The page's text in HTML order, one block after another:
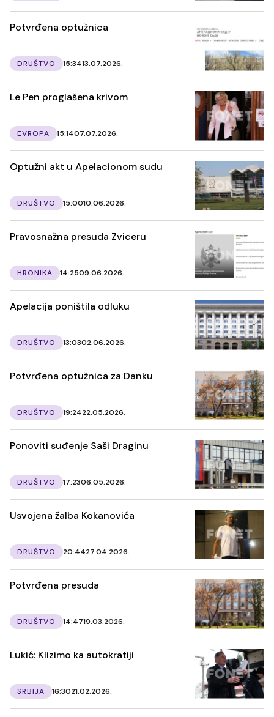
Potvrđena optužnica
DRUŠTVO 15:3413.07.2026.
Le Pen proglašena krivom
EVROPA 15:1407.07.2026.
Optužni akt u Apelacionom sudu
DRUŠTVO 15:0010.06.2026.
Pravosnažna presuda Zviceru
HRONIKA 14:2509.06.2026.
Apelacija poništila odluku
DRUŠTVO 13:0302.06.2026.
Potvrđena optužnica za Danku
DRUŠTVO 19:2422.05.2026.
Ponoviti suđenje Saši Draginu
DRUŠTVO 17:2306.05.2026.
Usvojena žalba Kokanovića
DRUŠTVO 20:4427.04.2026.
Potvrđena presuda
DRUŠTVO 14:4719.03.2026.
Lukić: Klizimo ka autokratiji
SRBIJA 16:3021.02.2026.